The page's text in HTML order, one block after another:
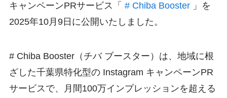
キャンペーンPRサービス「 # Chiba Booster 」を
2025年10月9日に公開いたしました。
# Chiba Booster（チバ ブースター）は、地域に根
ざした千葉県特化型の Instagram キャンペーンPR
サービスで、月間100万インプレッションを超える